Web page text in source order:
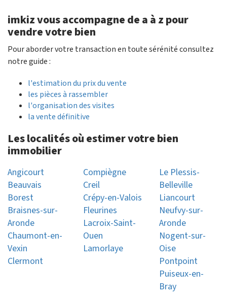
imkiz vous accompagne de a à z pour
vendre votre bien
Pour aborder votre transaction en toute sérénité consultez
notre guide :
l'estimation du prix du vente
les pièces à rassembler
l'organisation des visites
la vente définitive
Les localités où estimer votre bien
immobilier
Angicourt
Beauvais
Borest
Braisnes-sur-
Aronde
Chaumont-en-
Vexin
Clermont
Compiègne
Creil
Crépy-en-Valois
Fleurines
Lacroix-Saint-
Ouen
Lamorlaye
Le Plessis-
Belleville
Liancourt
Neufvy-sur-
Aronde
Nogent-sur-
Oise
Pontpoint
Puiseux-en-
Bray